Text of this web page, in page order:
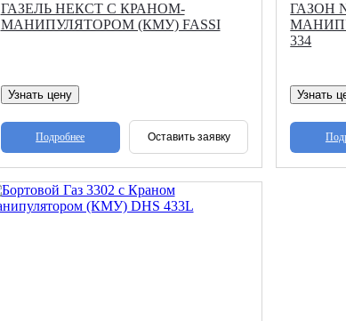
ГАЗЕЛЬ НЕКСТ С КРАНОМ-
МАНИПУЛЯТОРОМ (КМУ) FASSI
Узнать цену
Подробнее Оставить заявку
ГАЗОН
334
Узнать